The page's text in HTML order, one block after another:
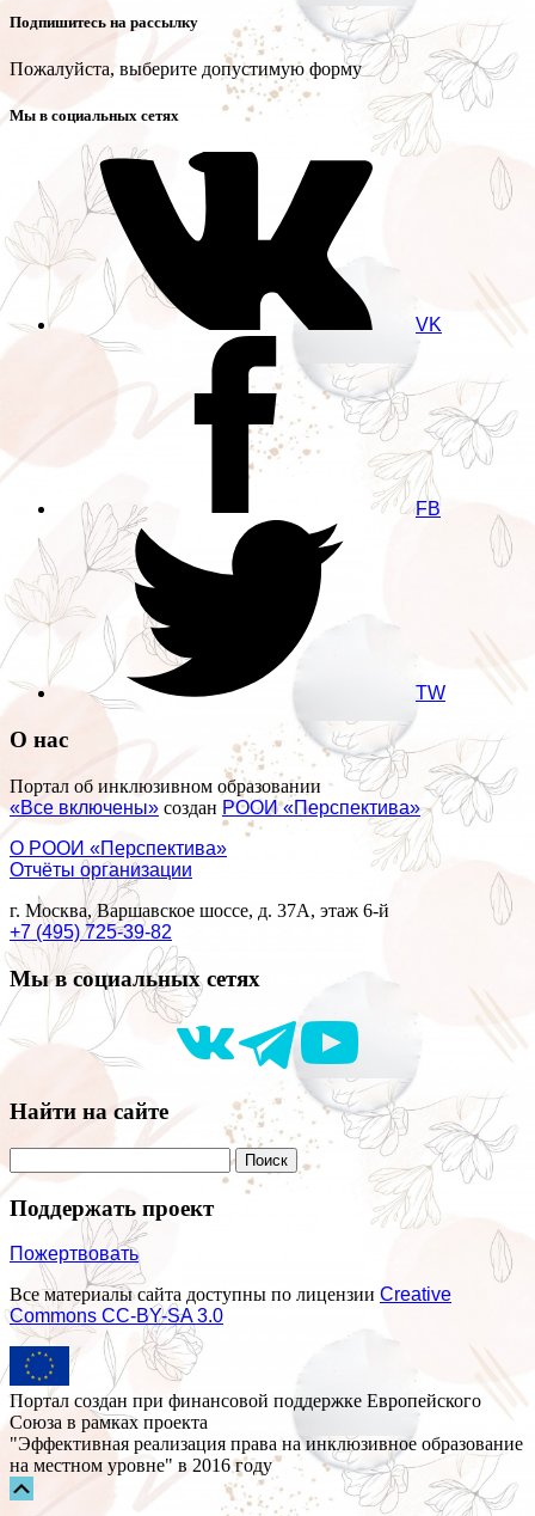
Подпишитесь на рассылку
Пожалуйста, выберите допустимую форму
Мы в социальных сетях
VK
FB
TW
О нас
Портал об инклюзивном образовании
«Все включены» создан РООИ «Перспектива»
О РООИ «Перспектива»
Отчёты организации
г. Москва, Варшавское шоссе, д. 37А, этаж 6-й
+7 (495) 725-39-82
Мы в социальных сетях
Найти на сайте
Поддержать проект
Пожертвовать
Все материалы сайта доступны по лицензии Creative
Commons СС-BY-SA 3.0
Портал создан при финансовой поддержке Европейского
Союза в рамках проекта
"Эффективная реализация права на инклюзивное образование
на местном уровне" в 2016 году